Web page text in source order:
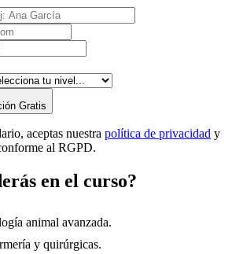
Gratis
aceptas nuestra política de privacidad y
al RGPD.
en el curso?
animal avanzada.
y quirúrgicas.